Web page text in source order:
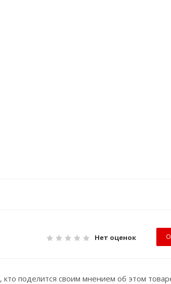
Нет оценок
поделится своим мнением об этом